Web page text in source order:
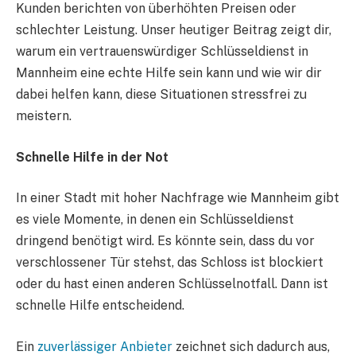
Kunden berichten von überhöhten Preisen oder
schlechter Leistung. Unser heutiger Beitrag zeigt dir,
warum ein vertrauenswürdiger Schlüsseldienst in
Mannheim eine echte Hilfe sein kann und wie wir dir
dabei helfen kann, diese Situationen stressfrei zu
meistern.
Schnelle Hilfe in der Not
In einer Stadt mit hoher Nachfrage wie Mannheim gibt
es viele Momente, in denen ein Schlüsseldienst
dringend benötigt wird. Es könnte sein, dass du vor
verschlossener Tür stehst, das Schloss ist blockiert
oder du hast einen anderen Schlüsselnotfall. Dann ist
schnelle Hilfe entscheidend.
Ein zuverlässiger Anbieter zeichnet sich dadurch aus,